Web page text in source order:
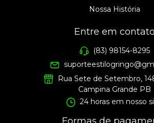
Nossa História
Entre em contato
(83) 98154-8295
Rua Sete de Setembro,
Campina Grande PB
24 horas em nosso
Formas de